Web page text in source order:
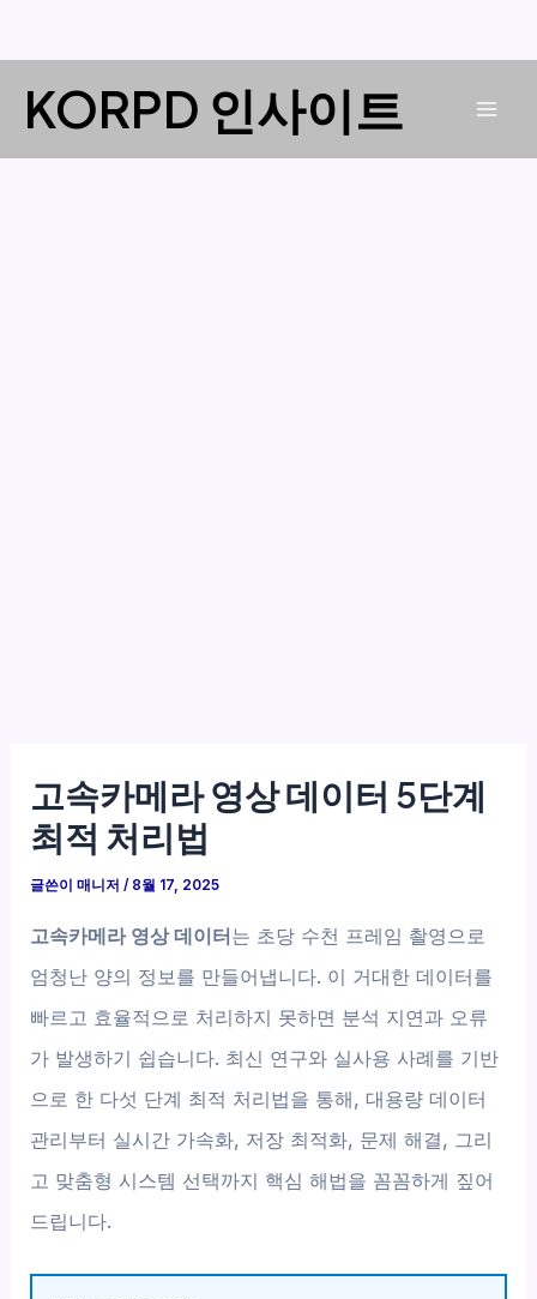
KORPD 인사이트
고속카메라 영상 데이터 5단계
최적 처리법
글쓴이매니저/ 8월 17, 2025
고속카메라 영상 데이터는 초당 수천 프레임 촬영으로
엄청난 양의 정보를 만들어냅니다. 이 거대한 데이터를
빠르고 효율적으로 처리하지 못하면 분석 지연과 오류
가 발생하기 쉽습니다. 최신 연구와 실사용 사례를 기반
으로 한 다섯 단계 최적 처리법을 통해, 대용량 데이터
관리부터 실시간 가속화, 저장 최적화, 문제 해결, 그리
고 맞춤형 시스템 선택까지 핵심 해법을 꼼꼼하게 짚어
드립니다.